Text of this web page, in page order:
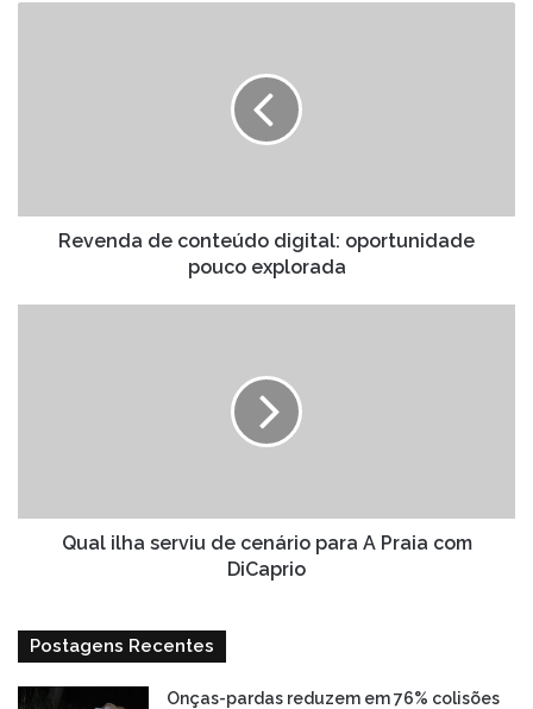
Revenda de conteúdo digital: oportunidade
pouco explorada
com
DiCaprioQual ilha serviu de cenário para A Praia com
DiCaprio
Postagens Recentes
Onças-pardas reduzem em 76% colisões